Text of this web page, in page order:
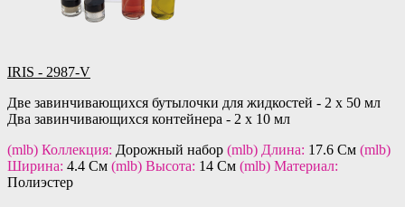
IRIS - 2987-V
Две завинчивающихся бутылочки для жидкостей - 2 х 50 мл
Два завинчивающихся контейнера - 2 х 10 мл
(mlb) Коллекция: Дорожный набор (mlb) Длина: 17.6 См (mlb)
Ширина: 4.4 См (mlb) Высота: 14 См (mlb) Материал:
Полиэстер